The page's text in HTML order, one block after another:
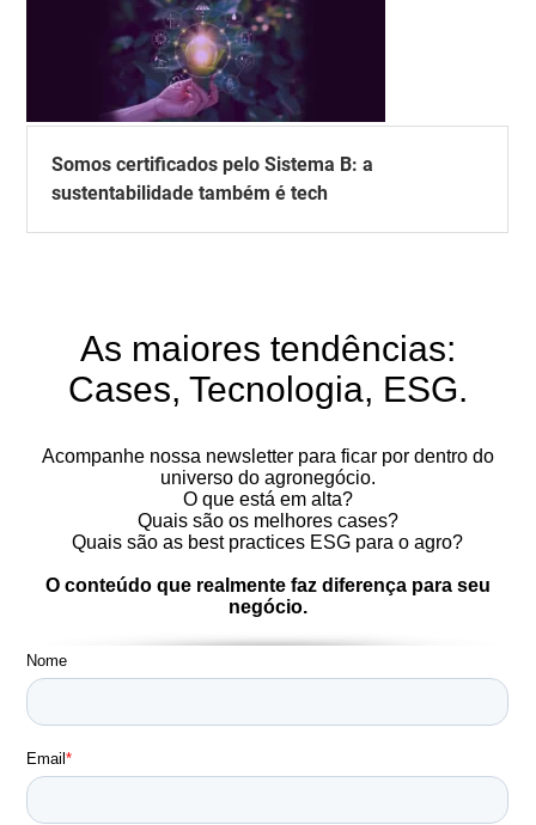
Somos certificados pelo Sistema B: a
sustentabilidade também é tech